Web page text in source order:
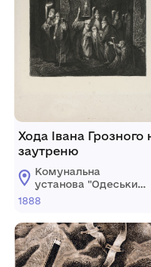
Хода Івана Грозного
заутреню
Комунальна
установа "Одеський
національний
1888